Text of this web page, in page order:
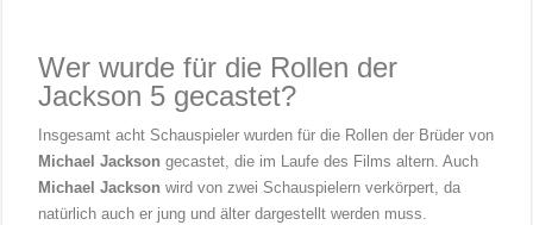
Wer wurde für die Rollen der
Jackson 5 gecastet?
Insgesamt acht Schauspieler wurden für die Rollen der Brüder von
Michael Jackson gecastet, die im Laufe des Films altern. Auch
Michael Jackson wird von zwei Schauspielern verkörpert, da
natürlich auch er jung und älter dargestellt werden muss.